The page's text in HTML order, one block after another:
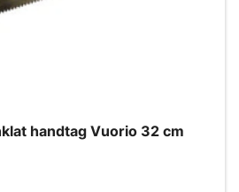
handtag Vuorio 32 cm